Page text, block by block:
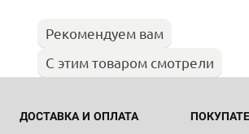
Рекомендуем вам
С этим товаром смотрели
ДОСТАВКА И ОПЛАТА